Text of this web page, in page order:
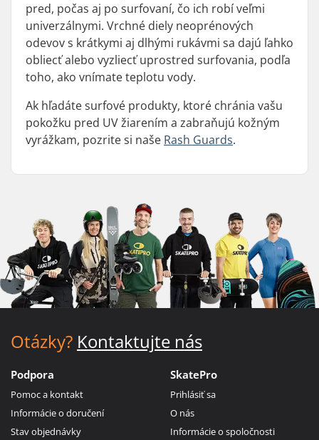
pred, počas aj po surfovaní, čo ich robí veľmi
univerzálnymi. Vrchné diely neoprénových
odevov s krátkymi aj dlhými rukávmi sa dajú ľahko
obliecť alebo vyzliecť uprostred surfovania, podľa
toho, ako vnímate teplotu vody.
Ak hľadáte surfové produkty, ktoré chránia vašu
pokožku pred UV žiarením a zabraňujú kožným
vyrážkam, pozrite si naše Rash Guards.
Otázky? Kontaktujte nás
Podpora
Pomoc a kontakt
Informácie o doručení
Stav objednávky
SkatePro
Prihlásiť sa
O nás
Informácie o spoločnosti